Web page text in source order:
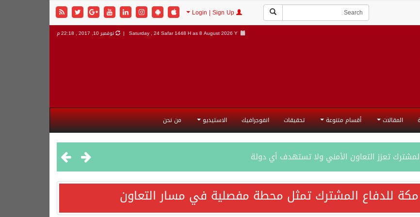
Saturday , 24 Safar 1448 H as8 August 2026 Y | نوفمبر 10, 2017 , 22:18 م
المقالات أقسام متنوعة تحقيقات انفوجرافيك الاستيديو من نحن
تعزز التعاون الأمني ولا تستهدف أي دولة
تعكس الإرادة السياسية لحماية أمن المنطقة
للدفاع المشترك تمثل محطة مفصلية في مسار التعاون